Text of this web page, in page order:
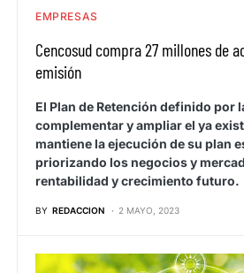
EMPRESAS
Cencosud compra 27 millones de
emisión
El Plan de Retención definido por
complementar y ampliar el ya
mantiene la ejecución de su plan
priorizando los negocios y
rentabilidad y crecimiento futuro.
BY REDACCION 2 MAYO, 2023